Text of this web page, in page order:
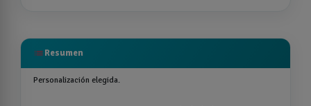
listResumen
Personalización elegida.